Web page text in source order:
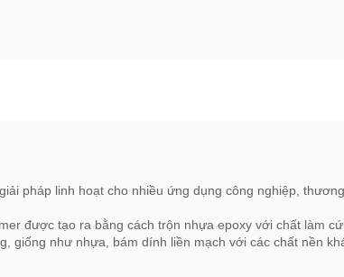
pháp linh hoạt cho nhiều ứng dụng công nghiệp,
được tạo ra bằng cách trộn nhựa epoxy với chất làm
giống như nhựa, bám dính liền mạch với các chất nền